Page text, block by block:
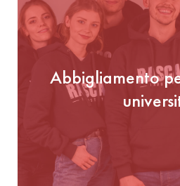
Abbigliamento
Abbigliamento